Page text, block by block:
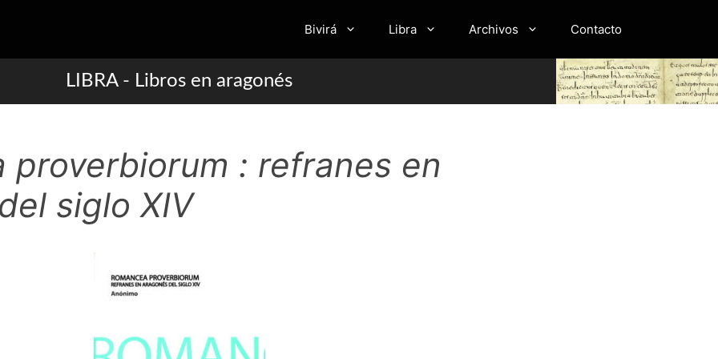
Bivirá Libra Archivos Contacto
LIBRA - Libros en aragonés
proverbiorum : refranes en
siglo XIV